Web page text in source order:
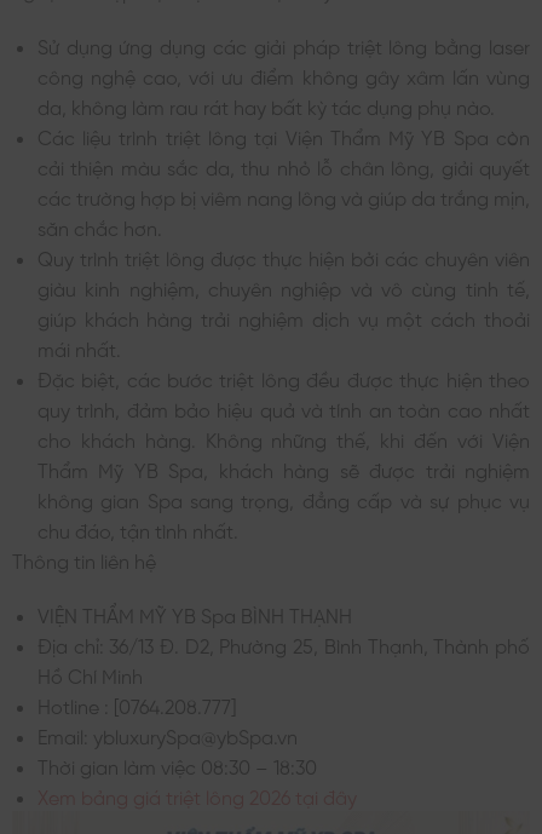
Sử dụng ứng dụng các giải pháp triệt lông bằng laser
công nghệ cao, với ưu điểm không gây xâm lấn vùng
da, không làm rau rát hay bất kỳ tác dụng phụ nào.
Các liệu trình triệt lông tại Viện Thẩm Mỹ YB Spa còn
cải thiện màu sắc da, thu nhỏ lỗ chân lông, giải quyết
các trường hợp bị viêm nang lông và giúp da trắng mịn,
săn chắc hơn.
Quy trình triệt lông được thực hiện bởi các chuyên viên
giàu kinh nghiệm, chuyên nghiệp và vô cùng tinh tế,
giúp khách hàng trải nghiệm dịch vụ một cách thoải
mái nhất.
Đặc biệt, các bước triệt lông đều được thực hiện theo
quy trình, đảm bảo hiệu quả và tính an toàn cao nhất
cho khách hàng. Không những thế, khi đến với Viện
Thẩm Mỹ YB Spa , khách hàng sẽ được trải nghiệm
không gian Spa sang trọng, đẳng cấp và sự phục vụ
chu đáo, tận tình nhất.
Thông tin liên hệ
VIỆN THẨM MỸ YB Spa BÌNH THẠNH
Địa chỉ: 36/13 Đ. D2, Phường 25, Bình Thạnh, Thành phố
Hồ Chí Minh
Hotline : [0764.208.777]
Email: ybluxurySpa@ybSpa.vn
Thời gian làm việc 08:30 – 18:30